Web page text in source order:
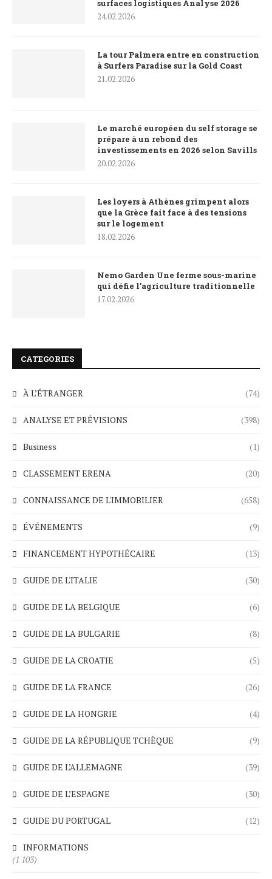
surfaces logistiques Analyse 2026
24.02.2026
La tour Palmera entre en construction
à Surfers Paradise sur la Gold Coast
21.02.2026
Le marché européen du self storage se
prépare à un rebond des
investissements en 2026 selon Savills
20.02.2026
Les loyers à Athènes grimpent alors
que la Grèce fait face à des tensions
sur le logement
18.02.2026
Nemo Garden Une ferme sous-marine
qui défie l’agriculture traditionnelle
17.02.2026
CATEGORIES
À L’ÉTRANGER (74)
ANALYSE ET PRÉVISIONS (398)
Business (1)
CLASSEMENT ERENA (20)
CONNAISSANCE DE L'IMMOBILIER (658)
ÉVÉNEMENTS (9)
FINANCEMENT HYPOTHÉCAIRE (13)
GUIDE DE L'ITALIE (30)
GUIDE DE LA BELGIQUE (6)
GUIDE DE LA BULGARIE (8)
GUIDE DE LA CROATIE (5)
GUIDE DE LA FRANCE (26)
GUIDE DE LA HONGRIE (4)
GUIDE DE LA RÉPUBLIQUE TCHÈQUE (9)
GUIDE DE L’ALLEMAGNE (39)
GUIDE DE L’ESPAGNE (30)
GUIDE DU PORTUGAL (12)
INFORMATIONS
(1 103)